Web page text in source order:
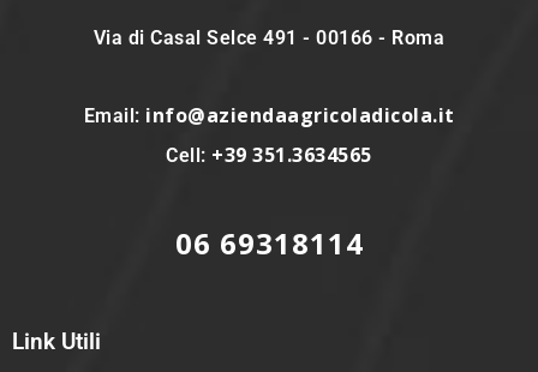
Via di Casal Selce 491 - 00166 - Roma
Email: info@aziendaagricoladicola.it
Cell: +39 351.3634565
06 69318114
Link Utili